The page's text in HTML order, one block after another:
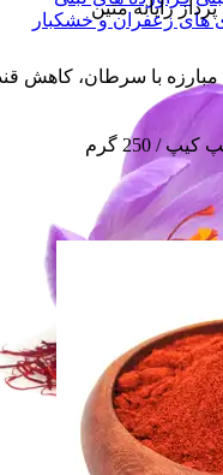
های زعفران و خشکبار
و خشکبار
با سرطان، کاهش
/ 250 گرم